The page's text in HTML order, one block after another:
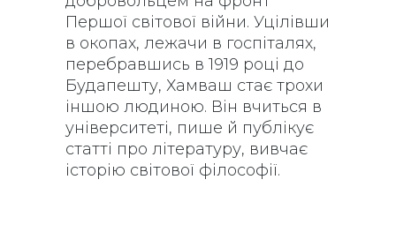
Першої світової війни. Уцілівши
в окопах, лежачи в госпіталях,
перебравшись в 1919 році до
Будапешту, Хамваш стає трохи
іншою людиною. Він вчиться в
університеті, пише й публікує
статті про літературу, вивчає
історію світової філософії.